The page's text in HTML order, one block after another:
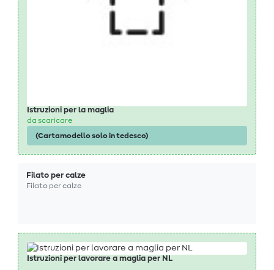
Istruzioni per la maglia
da scaricare
(Cartamodello solo in tedesco)
Filato per calze
Filato per calze
Istruzioni per lavorare a maglia per NL